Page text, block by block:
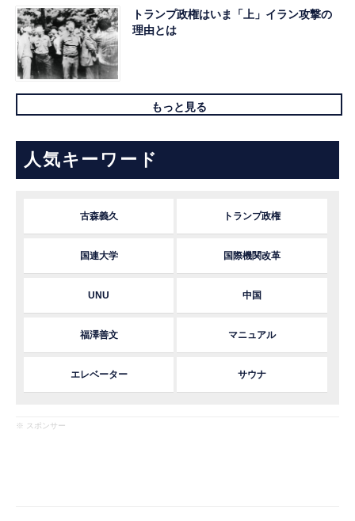
トランプ政権はいま「上」イラン攻撃の
理由とは
もっと見る
人気キーワード
古森義久 トランプ政権
国連大学 国際機関改革
UNU 中国
福澤善文 マニュアル
エレベーター サウナ
※ スポンサー